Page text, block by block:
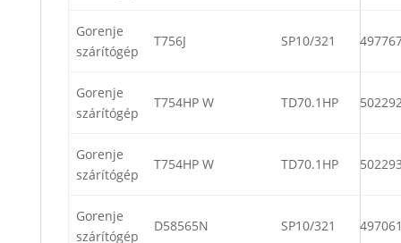
Gorenje
szárítógép
T756J SP10/321
Gorenje
szárítógép
T754HP W TD70.1HP
Gorenje
szárítógép
T754HP W TD70.1HP
Gorenje
szárítógép
D58565N SP10/321